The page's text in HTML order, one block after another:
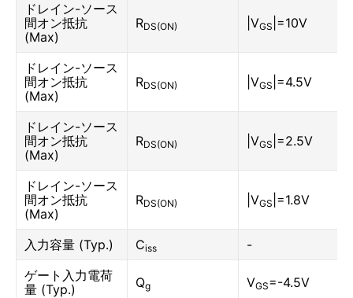
ドレイン-ソース
間オン抵抗
(Max)
RDS(ON) |VGS |=10V
ドレイン-ソース
間オン抵抗
(Max)
RDS(ON) |VGS |=4.5V
ドレイン-ソース
間オン抵抗
(Max)
RDS(ON) |VGS |=2.5V
ドレイン-ソース
間オン抵抗
(Max)
RDS(ON) |VGS |=1.8V
入力容量 (Typ.) Ciss
-
ゲート入力電荷
量 (Typ.)
Qg VGS=-4.5V